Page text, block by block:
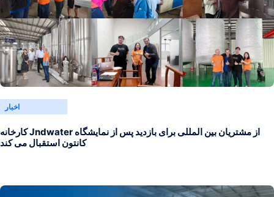
اخبار
کارخانه Jndwater از مشتریان بین المللی برای بازدید پس از نمایشگاه
کانتون استقبال می کند